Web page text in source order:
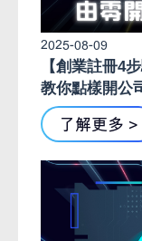
2025-08-09
【創業註冊4
教你點樣開公
了解更多 >